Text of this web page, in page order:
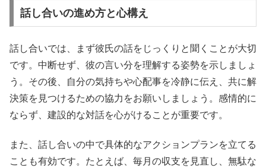
話し合いの進め方と心構え
話し合いでは、まず彼氏の話をじっくりと聞くことが大切
です。中断せず、彼の言い分を理解する姿勢を示しましょ
う。その後、自分の気持ちや心配事を冷静に伝え、共に解
決策を見つけるための協力をお願いしましょう。感情的に
ならず、建設的な対話を心がけることが重要です。
また、話し合いの中で具体的なアクションプランを立てる
ことも有効です。たとえば、毎月の収支を見直し、無駄な